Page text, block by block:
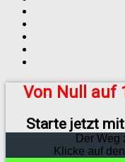
Von Null auf
Starte jetzt
Der Weg
Klicke auf